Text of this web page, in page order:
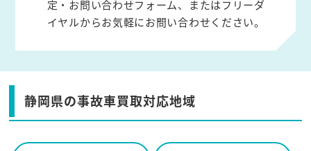
定・お問い合わせフォーム、またはフリーダ
イヤルからお気軽にお問い合わせください。
静岡県の事故車買取対応地域